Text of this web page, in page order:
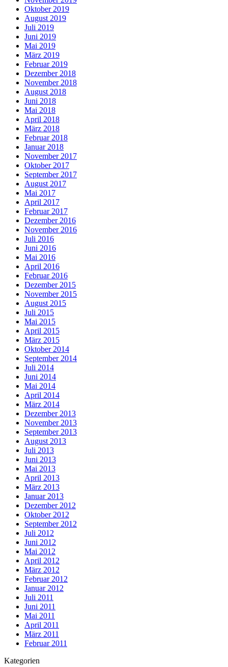
Oktober 2019
August 2019
Juli 2019
Juni 2019
Mai 2019
März 2019
Februar 2019
Dezember 2018
November 2018
August 2018
Juni 2018
Mai 2018
April 2018
März 2018
Februar 2018
Januar 2018
November 2017
Oktober 2017
September 2017
August 2017
Mai 2017
April 2017
Februar 2017
Dezember 2016
November 2016
Juli 2016
Juni 2016
Mai 2016
April 2016
Februar 2016
Dezember 2015
November 2015
August 2015
Juli 2015
Mai 2015
April 2015
März 2015
Oktober 2014
September 2014
Juli 2014
Juni 2014
Mai 2014
April 2014
März 2014
Dezember 2013
November 2013
September 2013
August 2013
Juli 2013
Juni 2013
Mai 2013
April 2013
März 2013
Januar 2013
Dezember 2012
Oktober 2012
September 2012
Juli 2012
Juni 2012
Mai 2012
April 2012
März 2012
Februar 2012
Januar 2012
Juli 2011
Juni 2011
Mai 2011
April 2011
März 2011
Februar 2011
Kategorien